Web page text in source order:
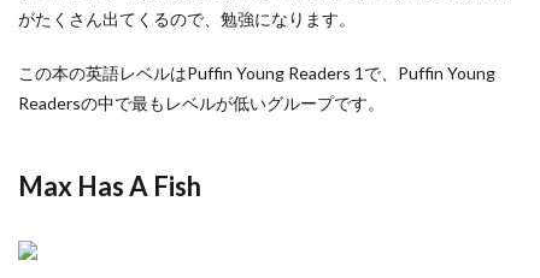
がたくさん出てくるので、勉強になります。
この本の英語レベルはPuffin Young Readers 1で、Puffin Young
Readersの中で最もレベルが低いグループです。
Max Has A Fish